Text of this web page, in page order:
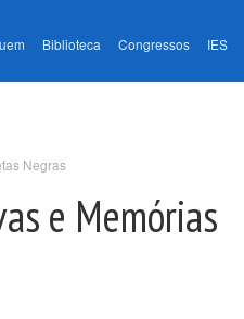
Biblioteca Congressos IES
Negras
e Memórias